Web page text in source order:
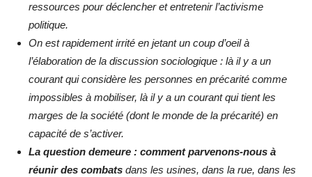
ressources pour déclencher et entretenir l’activisme
politique.
On est rapidement irrité en jetant un coup d’oeil à
l’élaboration de la discussion sociologique : là il y a un
courant qui considère les personnes en précarité comme
impossibles à mobiliser, là il y a un courant qui tient les
marges de la société (dont le monde de la précarité) en
capacité de s’activer.
La question demeure : comment parvenons-nous à
réunir des combats dans les usines, dans la rue, dans les